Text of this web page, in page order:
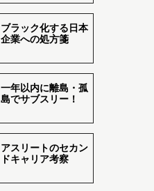
ブラック化する日本
企業への処方箋
一年以内に離島・孤
島でサブスリー！
アスリートのセカン
ドキャリア考察